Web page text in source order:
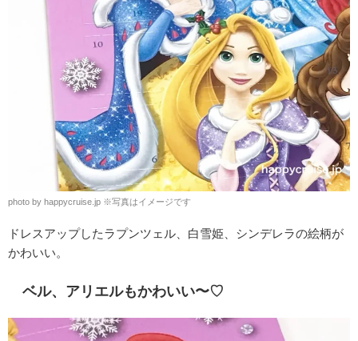
photo by happycruise.jp ※写真はイメージです
ドレスアップしたラプンツェル、白雪姫、シンデレラの絵柄が
かわいい。
ベル、アリエルもかわいい〜♡